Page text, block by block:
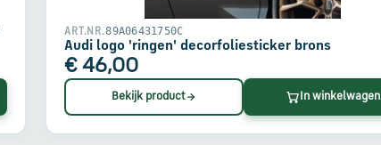
ART.NR.89A06431750C
Audi logo 'ringen' decorfoliesticker brons
€ 46,00
Bekijk product In winkelwagen